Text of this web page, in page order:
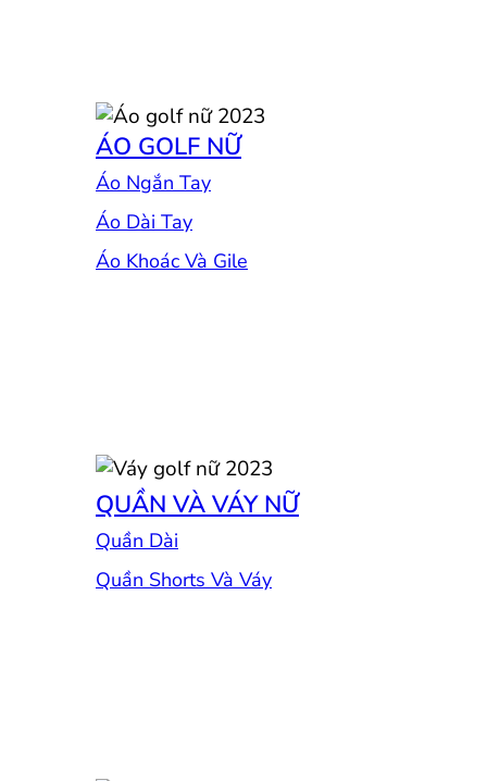
ÁO GOLF NỮ
Áo Ngắn Tay
Áo Dài Tay
Áo Khoác Và Gile
QUẦN VÀ VÁY NỮ
Quần Dài
Quần Shorts Và Váy